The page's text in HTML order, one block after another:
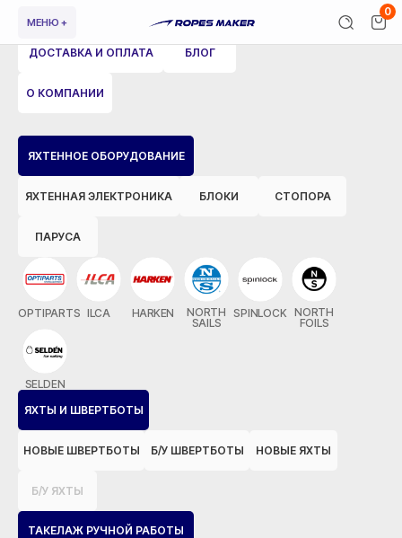
МЕНЮ +
0
ЯХТЕННОЕ ОБОРУДОВАНИЕ
ЯХТЕННАЯ ЭЛЕКТРОНИКА БЛОКИ СТОПОРА
ПАРУСА
OPTIPARTS ILCA HARKEN
NORTH
SAILS
SPINLOCK NORTH
FOILS
SELDEN
ЯХТЫ И ШВЕРТБОТЫ
НОВЫЕ ШВЕРТБОТЫ Б/У ШВЕРТБОТЫ НОВЫЕ ЯХТЫ
Б/У ЯХТЫ
ТАКЕЛАЖ РУЧНОЙ РАБОТЫ
ДОСТАВКА И ОПЛАТА БЛОГ
О КОМПАНИИ